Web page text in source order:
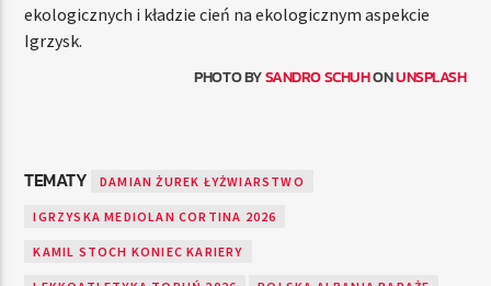
ekologicznych i kładzie cień na ekologicznym aspekcie
Igrzysk.
PHOTO BYSANDRO SCHUHONUNSPLASH
TEMATY DAMIAN ŻUREK ŁYŻWIARSTWO
IGRZYSKA MEDIOLAN CORTINA 2026
KAMIL STOCH KONIEC KARIERY